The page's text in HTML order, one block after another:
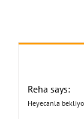
Reha says:
Heyecanla